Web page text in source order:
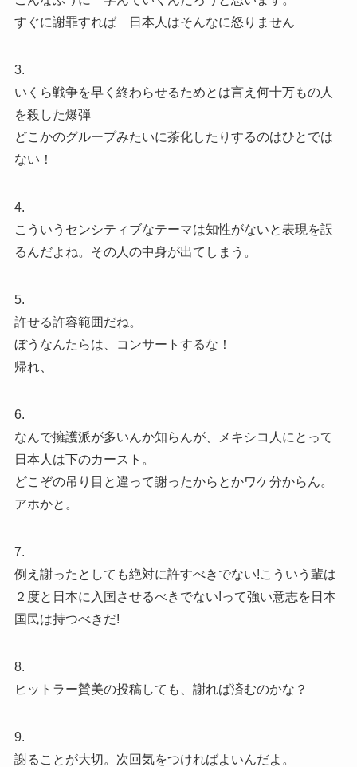
すぐに謝罪すれば 日本人はそんなに怒りません
3.
いくら戦争を早く終わらせるためとは言え何十万もの人
を殺した爆弾
どこかのグループみたいに茶化したりするのはひとでは
ない！
4.
こういうセンシティブなテーマは知性がないと表現を誤
るんだよね。その人の中身が出てしまう。
5.
許せる許容範囲だね。
ぼうなんたらは、コンサートするな！
帰れ、
6.
なんで擁護派が多いんか知らんが、メキシコ人にとって
日本人は下のカースト。
どこぞの吊り目と違って謝ったからとかワケ分からん。
アホかと。
7.
例え謝ったとしても絶対に許すべきでない!こういう輩は
２度と日本に入国させるべきでない!って強い意志を日本
国民は持つべきだ!
8.
ヒットラー賛美の投稿しても、謝れば済むのかな？
9.
謝ることが大切。次回気をつければよいんだよ。